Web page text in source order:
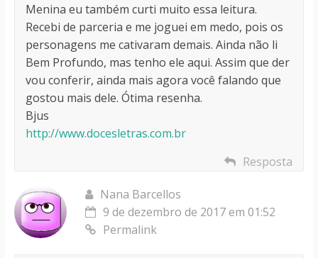
Menina eu também curti muito essa leitura.
Recebi de parceria e me joguei em medo, pois os
personagens me cativaram demais. Ainda não li
Bem Profundo, mas tenho ele aqui. Assim que der
vou conferir, ainda mais agora você falando que
gostou mais dele. Ótima resenha.
Bjus
http://www.docesletras.com.br
Resposta
Nana Barcellos
9 de dezembro de 2017 em 01:52
Permalink